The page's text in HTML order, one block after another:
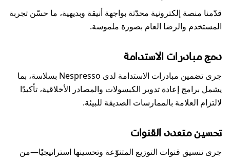
قدّمنا منصة إلكترونية محدّثة بواجهة أنيقة وبديهية، ما حسّن تجربة
المستخدم والرضا العام بصورة ملموسة.
دمج مبادرات الاستدامة
جرى تضمين مبادرات الاستدامة لدى Nespresso بسلاسة، بما
يشمل برامج إعادة تدوير الكبسولات والمصادر الأخلاقية، تأكيدًا
لالتزام العلامة بالممارسات الصديقة للبيئة.
تحسين متعدد القنوات
جرى تنسيق قنوات التوزيع المتنوّعة وتحسينها استراتيجيًا—من